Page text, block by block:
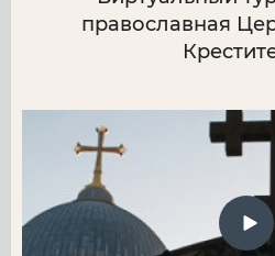
православная